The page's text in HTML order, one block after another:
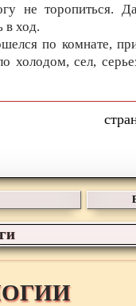
не торопиться.
в ход.
по комнате,
холодом, сел,